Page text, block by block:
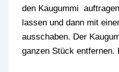
den Kaugummi
lassen und dann mit
ausschaben. Der
ganzen Stück